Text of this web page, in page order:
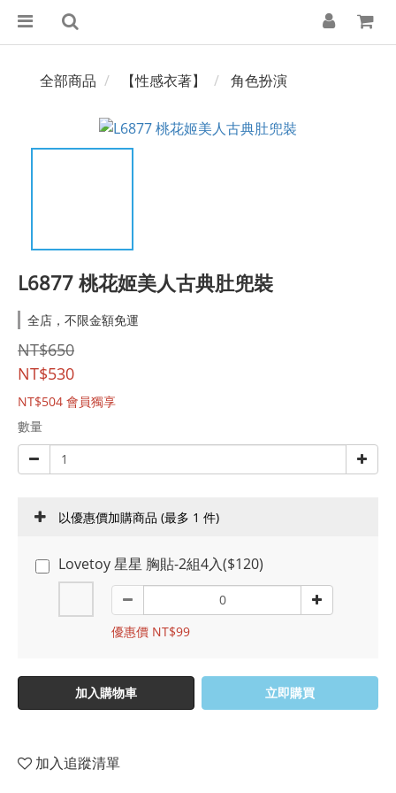
全部商品 【性感衣著】 角色扮演
L6877 桃花姬美人古典肚兜裝
全店，不限金額免運
NT$650
NT$530
NT$504 會員獨享
數量
以優惠價加購商品 (最多 1 件)
Lovetoy 星星 胸貼-2組4入($120)
優惠價 NT$99
加入購物車 立即購買
加入追蹤清單